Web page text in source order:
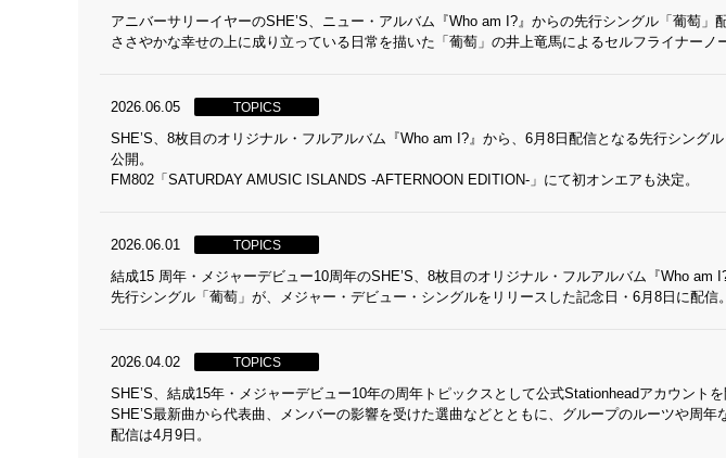
アニバーサリーイヤーのSHE’S、ニュー・アルバム『Who am I?』からの先行シングル「葡萄」
ささやかな幸せの上に成り立っている日常を描いた「葡萄」の井上竜馬によるセルフライナーノ
2026.06.05 TOPICS
SHE’S、8枚目のオリジナル・フルアルバム『Who am I?』から、6月8日配信となる先行シング
公開。
FM802「SATURDAY AMUSIC ISLANDS -AFTERNOON EDITION-」にて初オンエアも決定。
2026.06.01 TOPICS
結成15 周年・メジャーデビュー10周年のSHE’S、8枚目のオリジナル・フルアルバム『Who am
先行シングル「葡萄」が、メジャー・デビュー・シングルをリリースした記念日・6月8日に配信。
2026.04.02 TOPICS
SHE’S、結成15年・メジャーデビュー10年の周年トピックスとして公式Stationheadアカウントを
SHE’S最新曲から代表曲、メンバーの影響を受けた選曲などとともに、グループのルーツや周
配信は4月9日。